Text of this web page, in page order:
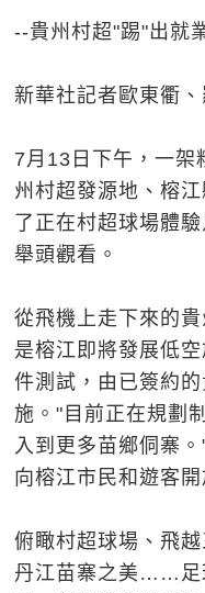
--貴州村超"踢"出就
新華社記者歐東衢
7月13日下午，一架
州村超發源地、榕
了正在村超球場體
舉頭觀看。
從飛機上走下來的
是榕江即將發展低
件測試，由已簽約
施。"目前正在規劃
入到更多苗鄉侗寨
向榕江市民和遊客開
俯瞰村超球場、飛
丹江苗寨之美……足